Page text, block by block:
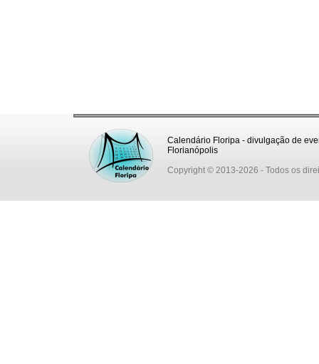
Calendário Floripa - divulgação de
Florianópolis
Copyright © 2013-2026 - Todos os